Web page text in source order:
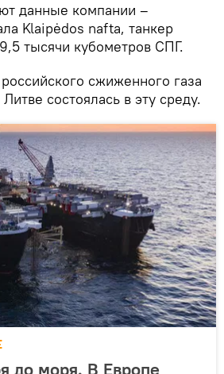
данные компании –
Klaipėdos nafta, танкер
тысячи кубометров СПГ.
сжиженного газа
состоялась в эту среду.
до моря. В Европе